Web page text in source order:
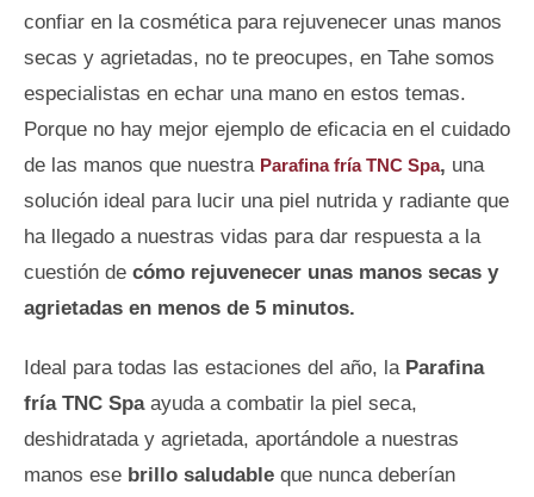
confiar en la cosmética para rejuvenecer unas manos
secas y agrietadas, no te preocupes, en Tahe somos
especialistas en echar una mano en estos temas.
Porque no hay mejor ejemplo de eficacia en el cuidado
de las manos que nuestra Parafina fría TNC Spa, una
solución ideal para lucir una piel nutrida y radiante que
ha llegado a nuestras vidas para dar respuesta a la
cuestión de cómo rejuvenecer unas manos secas y
agrietadas en menos de 5 minutos.
Ideal para todas las estaciones del año, la Parafina
fría TNC Spaayuda a combatir la piel seca,
deshidratada y agrietada, aportándole a nuestras
manos ese brillo saludable que nunca deberían